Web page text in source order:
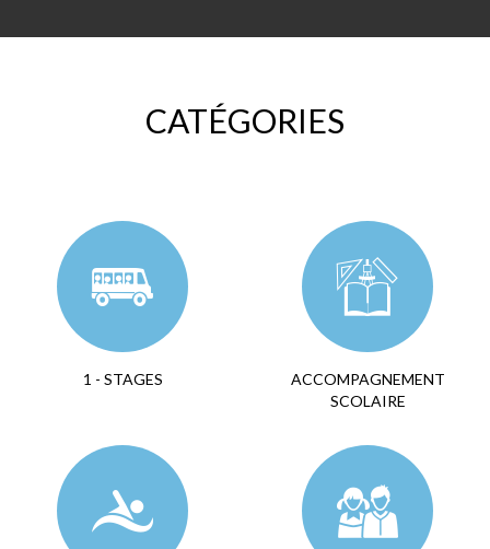
CATÉGORIES
1 - STAGES
ACCOMPAGNEMENT
SCOLAIRE